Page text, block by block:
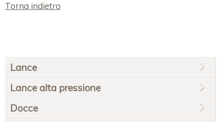
Torna indietro
Salta
la
navigazione
Lance
Lance alta pressione
Docce